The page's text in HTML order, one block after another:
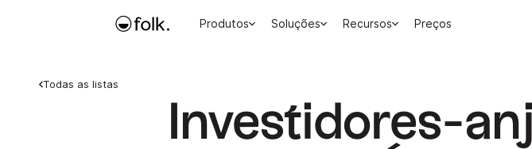
Produtos Soluções Recursos Preços
Todas as listas
Investidores-